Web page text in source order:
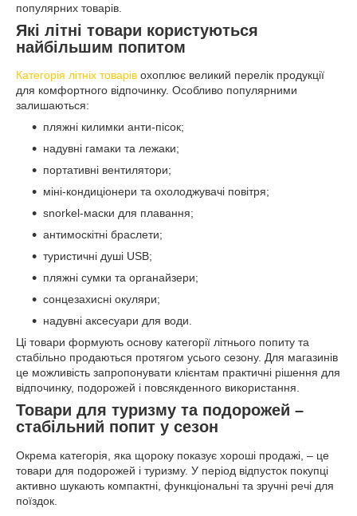
популярних товарів.
Які літні товари користуються
найбільшим попитом
Категорія літніх товарів охоплює великий перелік продукції
для комфортного відпочинку. Особливо популярними
залишаються:
пляжні килимки анти-пісок;
надувні гамаки та лежаки;
портативні вентилятори;
міні-кондиціонери та охолоджувачі повітря;
snorkel-маски для плавання;
антимоскітні браслети;
туристичні душі USB;
пляжні сумки та органайзери;
сонцезахисні окуляри;
надувні аксесуари для води.
Ці товари формують основу категорії літнього попиту та
стабільно продаються протягом усього сезону. Для магазинів
це можливість запропонувати клієнтам практичні рішення для
відпочинку, подорожей і повсякденного використання.
Товари для туризму та подорожей –
стабільний попит у сезон
Окрема категорія, яка щороку показує хороші продажі, – це
товари для подорожей і туризму. У період відпусток покупці
активно шукають компактні, функціональні та зручні речі для
поїздок.